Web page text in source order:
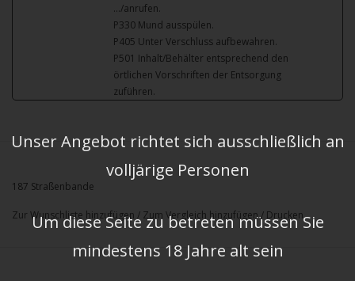
…/anrufen.
P330 Mund ausspülen.
P405 Unter Verschluss aufbewahren.
P501 Inhalt/Behälter entsprechend den
örtlichen Vorschriften der Entsorgung
zuführen.
187 Straßenbande
Zur Wunschliste hinzufügen / Zum Vergleich hinzufügen/ Drucken
Unser Angebot richtet sich ausschließlich an
volljärige Personen
Um diese Seite zu betreten müssen Sie
mindestens 18 Jahre alt sein